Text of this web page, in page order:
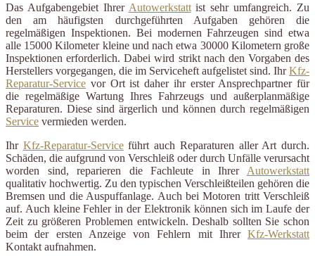
Das Aufgabengebiet Ihrer Autowerkstattist sehr umfangreich. Zu
den am häufigsten durchgeführten Aufgaben gehören die
regelmäßigen Inspektionen. Bei modernen Fahrzeugen sind etwa
alle 15000 Kilometer kleine und nach etwa 30000 Kilometern große
Inspektionen erforderlich. Dabei wird strikt nach den Vorgaben des
Herstellers vorgegangen, die im Serviceheft aufgelistet sind. IhrKfz-
Reparatur-Service vor Ort ist daher ihr erster Ansprechpartner für
die regelmäßige Wartung Ihres Fahrzeugs und außerplanmäßige
Reparaturen. Diese sind ärgerlich und können durch regelmäßigen
Service vermieden werden.
Ihr Kfz-Reparatur-Serviceführt auch Reparaturen aller Art durch.
Schäden, die aufgrund von Verschleiß oder durch Unfälle verursacht
worden sind, reparieren die Fachleute in Ihrer Autowerkstatt
qualitativ hochwertig. Zu den typischen Verschleißteilen gehören die
Bremsen und die Auspuffanlage. Auch bei Motoren tritt Verschleiß
auf. Auch kleine Fehler in der Elektronik können sich im Laufe der
Zeit zu größeren Problemen entwickeln. Deshalb sollten Sie schon
beim der ersten Anzeige von Fehlern mit Ihrer Kfz-Werkstatt
Kontakt aufnahmen.